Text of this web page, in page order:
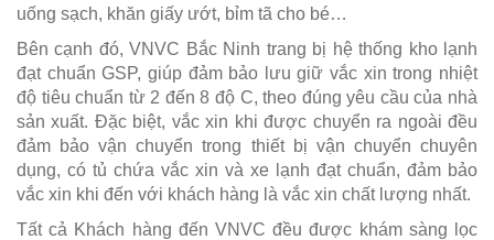
uống sạch, khăn giấy ướt, bỉm tã cho bé…
Bên cạnh đó, VNVC Bắc Ninh trang bị hệ thống kho lạnh
đạt chuẩn GSP, giúp đảm bảo lưu giữ vắc xin trong nhiệt
độ tiêu chuẩn từ 2 đến 8 độ C, theo đúng yêu cầu của nhà
sản xuất. Đặc biệt, vắc xin khi được chuyển ra ngoài đều
đảm bảo vận chuyển trong thiết bị vận chuyển chuyên
dụng, có tủ chứa vắc xin và xe lạnh đạt chuẩn, đảm bảo
vắc xin khi đến với khách hàng là vắc xin chất lượng nhất.
Tất cả Khách hàng đến VNVC đều được khám sàng lọc